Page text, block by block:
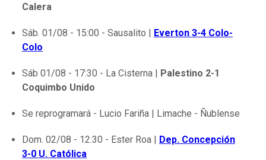
Calera
Sáb. 01/08 - 15:00 - Sausalito | Everton 3-4 Colo-
Colo
Sáb 01/08 - 17:30 - La Cisterna | Palestino 2-1
Coquimbo Unido
Se reprogramará - Lucio Fariña | Limache - Ñublense
Dom. 02/08 - 12:30 - Ester Roa | Dep. Concepción
3-0 U. Católica